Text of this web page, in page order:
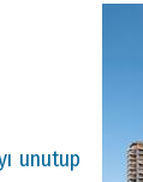
unutup